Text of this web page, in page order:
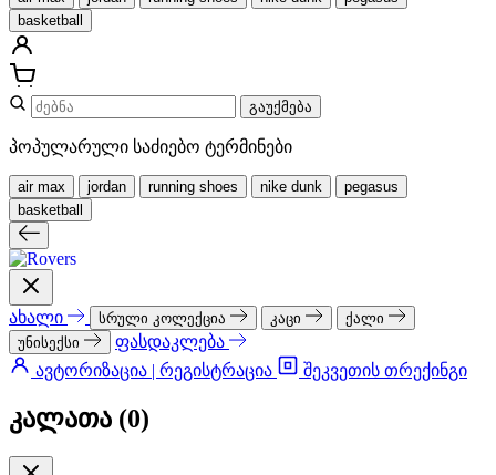
basketball
გაუქმება
პოპულარული საძიებო ტერმინები
air max jordan running shoes nike dunk
pegasus
basketball
ახალი სრული კოლექცია კაცი
ქალი
უნისექსი
ფასდაკლება
ავტორიზაცია | რეგისტრაცია
შეკვეთის თრექინგი
კალათა (0)